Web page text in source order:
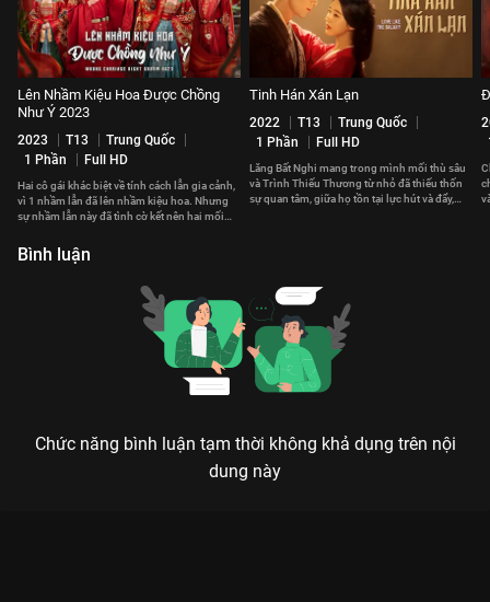
Lên Nhầm Kiệu Hoa Được Chồng
Như Ý 2023
2023 T13
Trung Quốc
1 Phần
Full HD
Hai cô gái khác biệt về tính cách lẫn gia cảnh,
vì 1 nhầm lẫn đã lên nhầm kiệu hoa. Nhưng
sự nhầm lẫn này đã tình cờ kết nên hai mối
Tinh Hán Xán Lạn
2022 T13
Trung Quốc
1 Phần
Full HD
Lăng Bất Nghi mang trong mình mối thù sâu
và Trình Thiếu Thương từ nhỏ đã thiếu thốn
sự quan tâm, giữa họ tồn tại lực hút và đẩy,
Bình luận
Chức năng bình luận tạm thời không khả dụng trên nội
dung này